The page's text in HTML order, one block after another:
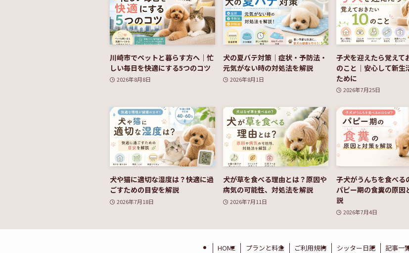
川崎市でペットと暮らす方へ｜忙
しい毎日を快適にする5つのコツ
2026年8月8日
犬の夏バテ対策｜症状・予防法・
元気がない時の対処法を解説
2026年8月1日
子犬を迎えたら覚えて
のこと｜安心して新生
ために
2026年7月25日
犬や猫に適切な湿度は？快適に過
ごすための目安を解説
2026年7月18日
犬が草を食べる理由とは？原因や
病気の可能性、対処法を解説
2026年7月11日
子犬がうんちを食べる
パピー期の食糞の原因
説
2026年7月4日
HOME プランと料金 ご利用規約 シッター日記 記事一